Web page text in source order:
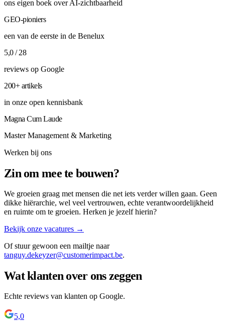
ons eigen boek over AI-zichtbaarheid
GEO-pioniers
een van de eerste in de Benelux
5,0 / 28
reviews op Google
200+ artikels
in onze open kennisbank
Magna Cum Laude
Master Management & Marketing
Werken bij ons
Zin om mee te bouwen?
We groeien graag met mensen die net iets verder willen gaan. Geen
dikke hiërarchie, wel veel vertrouwen, echte verantwoordelijkheid
en ruimte om te groeien. Herken je jezelf hierin?
Bekijk onze vacatures →
Of stuur gewoon een mailtje naar
tanguy.dekeyzer@customerimpact.be.
Wat klanten over ons zeggen
Echte reviews van klanten op Google.
5,0